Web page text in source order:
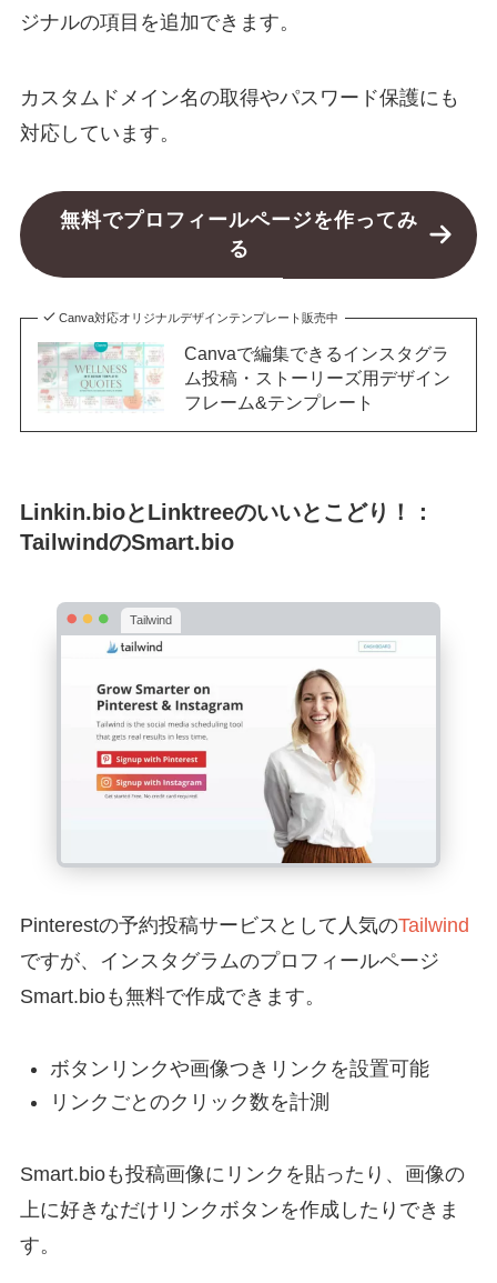
ジナルの項目を追加できます。
カスタムドメイン名の取得やパスワード保護にも
対応しています。
無料でプロフィールページを作ってみ
る
Canva対応オリジナルデザインテンプレート販売中
Canvaで編集できるインスタグラ
ム投稿・ストーリーズ用デザイン
フレーム&テンプレート
Linkin.bioとLinktreeのいいとこどり！：
TailwindのSmart.bio
Tailwind
Pinterestの予約投稿サービスとして人気のTailwind
ですが、インスタグラムのプロフィールページ
Smart.bioも無料で作成できます。
ボタンリンクや画像つきリンクを設置可能
リンクごとのクリック数を計測
Smart.bioも投稿画像にリンクを貼ったり、画像の
上に好きなだけリンクボタンを作成したりできま
す。